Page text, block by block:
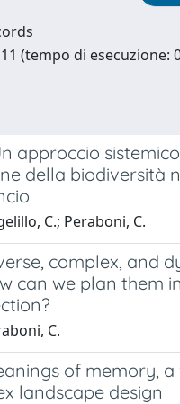
(tempo di esecuzione:
approccio
della biodiversità
C.; Peraboni, C.
complex, and
can we plan them
C.
of memory, a
landscape design